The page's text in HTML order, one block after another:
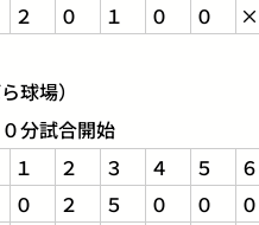
２ ０ １ ０ ０ ×
球場）
分試合開始
１ ２ ３ ４ ５ ６
０ ２ ５ ０ ０ ０